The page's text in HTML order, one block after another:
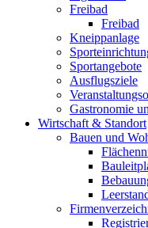
Freibad
Freibad
Kneippanlage
Sportangebote
Ausflugsziele
Gastronomie
Wirtschaft & Standort
Bauen und